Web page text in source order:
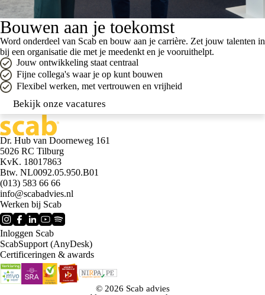
Bouwen aan je toekomst
Word onderdeel van Scab en bouw aan je carrière. Zet jouw talenten in
bij een organisatie die met je meedenkt en je vooruithelpt.
Jouw ontwikkeling staat centraal
Fijne collega's waar je op kunt bouwen
Flexibel werken, met vertrouwen en vrijheid
Bekijk onze vacatures
Dr. Hub van Doorneweg 161
5026 RC Tilburg
KvK. 18017863
Btw. NL0092.05.950.B01
(013) 583 66 66
info@scabadvies.nl
Werken bij Scab
Inloggen Scab
ScabSupport (AnyDesk)
Certificeringen & awards
© 2026 Scab advies